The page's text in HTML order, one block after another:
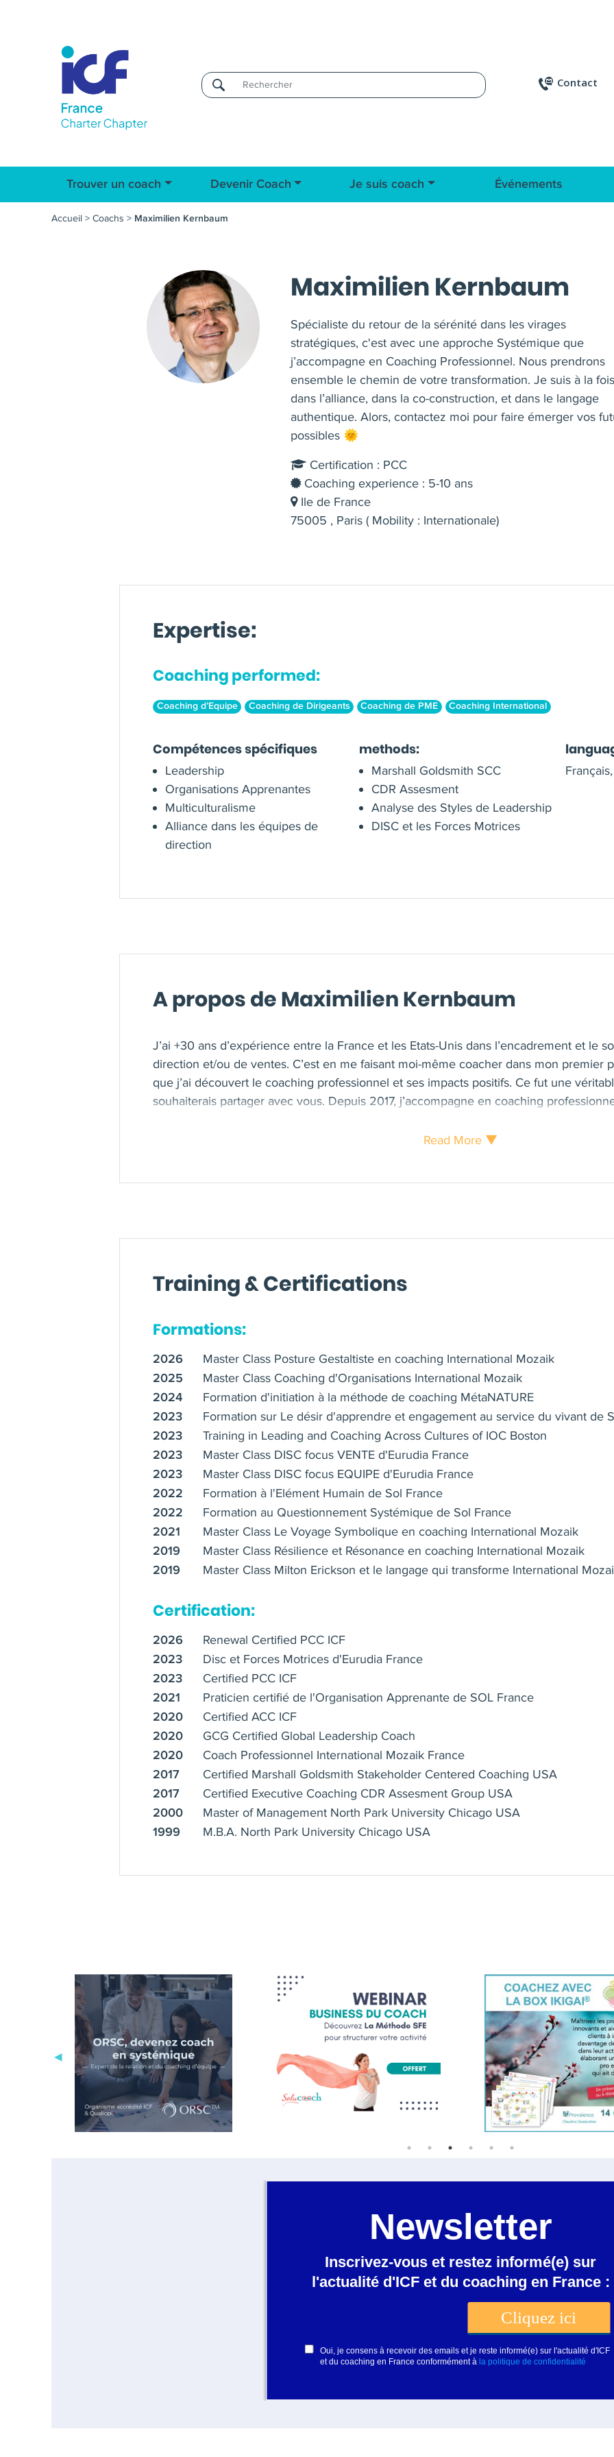
Username Contact
Trouver un coach Devenir Coach Je suis coach Événements
Accueil > Coachs > Maximilien Kernbaum
Maximilien Kernbaum
Spécialiste du retour de la sérénité dans les virages
stratégiques, c'est avec une approche Systémique que
j’accompagne en Coaching Professionnel. Nous prendrons
ensemble le chemin de votre transformation. Je suis à la
dans l’alliance, dans la co-construction, et dans le langage
authentique. Alors, contactez moi pour faire émerger vos
possibles 🌞
Certification : PCC
Coaching experience : 5-10 ans
Ile de France
75005 , Paris ( Mobility : Internationale)
Expertise:
Coaching performed:
Coaching d’Equipe Coaching de Dirigeants Coaching de PME Coaching International
Compétences spécifiques
Leadership
Organisations Apprenantes
Multiculturalisme
Alliance dans les équipes de
direction
methods:
Marshall Goldsmith SCC
CDR Assesment
Analyse des Styles de Leadership
DISC et les Forces Motrices
A propos de Maximilien Kernbaum
J’ai +30 ans d’expérience entre la France et les Etats-Unis dans l’encadrement et le
direction et/ou de ventes. C’est en me faisant moi-même coacher dans mon premier
que j’ai découvert le coaching professionnel et ses impacts positifs. Ce fut une
souhaiterais partager avec vous. Depuis 2017, j’accompagne en coaching
les Executive MBAs de Brown University, Providence, USA, et de l'I.E. Business
Read More ▼
Training & Certifications
Formations:
2026 Master Class Posture Gestaltiste en coaching International Mozaik
2025 Master Class Coaching d'Organisations International Mozaik
2024 Formation d'initiation à la méthode de coaching MétaNATURE
2023 Formation sur Le désir d'apprendre et engagement au service du vivant de
2023 Training in Leading and Coaching Across Cultures of IOC Boston
2023 Master Class DISC focus VENTE d'Eurudia France
2023 Master Class DISC focus EQUIPE d'Eurudia France
2022 Formation à l'Elément Humain de Sol France
2022 Formation au Questionnement Systémique de Sol France
2021 Master Class Le Voyage Symbolique en coaching International Mozaik
2019 Master Class Résilience et Résonance en coaching International Mozaik
2019 Master Class Milton Erickson et le langage qui transforme International
Certification:
2026 Renewal Certified PCC ICF
2023 Disc et Forces Motrices d'Eurudia France
2023 Certified PCC ICF
2021 Praticien certifié de l'Organisation Apprenante de SOL France
2020 Certified ACC ICF
2020 GCG Certified Global Leadership Coach
2020 Coach Professionnel International Mozaik France
2017 Certified Marshall Goldsmith Stakeholder Centered Coaching USA
2017 Certified Executive Coaching CDR Assesment Group USA
2000 Master of Management North Park University Chicago USA
1999 M.B.A. North Park University Chicago USA